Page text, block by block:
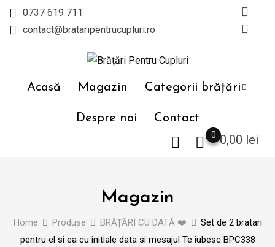
Skip
0737 619 711
contact@brataripentrucupluri.ro
Acasă Magazin Categorii brățări
Despre noi Contact
0,00 lei
0
Magazin
Home Produse BRĂȚĂRI CU DATĂ ❤️
Set de 2 bratari
pentru el si ea cu initiale data si mesajul Te iubesc BPC338